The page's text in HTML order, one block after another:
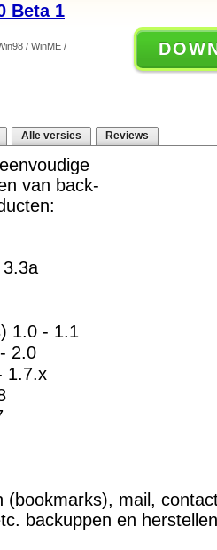
Beta 1
/ WinME /
Alle versies Reviews
van back-
1.0 - 1.1
2.0
1.7.x
(bookmarks), mail,
backuppen en